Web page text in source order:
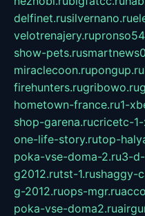
delfinet.rusilvernano.ru
velotrenajery.ru
show-pets.ru
miraclecoon.rupongup.ru
firehunters.rugribowo.ru
hometown-france.ru1-
shop-garena.rucricetc-
one-life-story.rutop-
poka-vse-doma-2.ru3-
g2012.rutst-1.rushaggy-
g-2012.ruops-mgr.ru
poka-vse-doma2.ru